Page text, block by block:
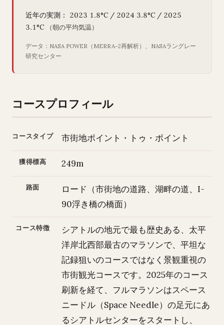
近年の実測： 2023 1.8°C / 2024 3.8°C / 2025
3.1°C
（朝の平均気温）
データ：NASA POWER（MERRA-2再解析）、NASAラングレー
研究センター
コースプロフィール
コースタイプ 市街地ポイント・トゥ・ポイント
獲得標高 249m
路面
ロード（市街地の道路、湖畔の道、I-
90浮き橋の橋面）
コース特徴
シアトルの地元で最も歴史ある、太平
洋岸北西部最古のマラソンで、平坦な
記録狙いのコースではなく景観重視の
市街観光コースです。2025年のコース
刷新を経て、フルマラソンはスペース
ニードル（Space Needle）の足元にあ
るシアトルセンターをスタートし、